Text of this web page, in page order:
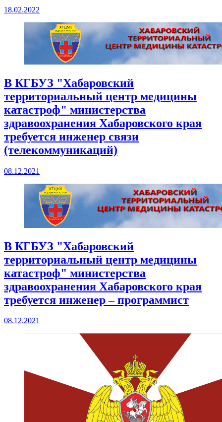
18.02.2022
В КГБУЗ "Хабаровский
территориальный центр медицины
катастроф" министерства
здравоохранения Хабаровского края
требуется инженер связи
(телекоммуникаций)
08.12.2021
В КГБУЗ "Хабаровский
территориальный центр медицины
катастроф" министерства
здравоохранения Хабаровского края
требуется инженер – программист
08.12.2021